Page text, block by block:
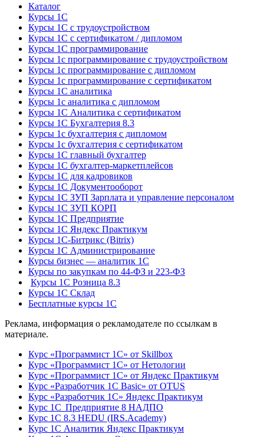
Каталог
Курсы 1С
Курсы 1С с трудоустройством
Курсы 1С с сертификатом / дипломом
Курсы 1С программирование
Курсы 1с программирование с трудоустройством
Курсы 1с программирование с дипломом
Курсы 1с программирование с сертификатом
Курсы 1С аналитика
Курсы 1с аналитика с дипломом
Курсы 1С Аналитика с сертификатом
Курсы 1С Бухгалтерия 8.3
Курсы 1с бухгалтерия с дипломом
Курсы 1с бухгалтерия с сертификатом
Курсы 1С главный бухгалтер
Курсы 1С бухгалтер-маркетплейсов
Курсы 1С для кадровиков
Курсы 1С Документооборот
Курсы 1С ЗУП Зарплата и управление персоналом
Курсы 1С ЗУП КОРП
Курсы 1С Предприятие
Курсы 1С Яндекс Практикум
Курсы 1С-Битрикс (Bitrix)
Курсы 1С Администрирование
Курсы бизнес — аналитик 1С
Курсы по закупкам по 44‑ФЗ и 223‑ФЗ
Курсы 1С Розница 8.3
Курсы 1С Склад
Бесплатные курсы 1С
Реклама, информация о рекламодателе по ссылкам в
материале.
Курс «Программист 1С» от Skillbox
Курс «Программист 1С» от Нетологии
Курс «Программист 1С» от Яндекс Практикум
Курс «Разработчик 1С Basic» от OTUS
Курс «Разработчик 1С» Яндекс Практикум
Курс 1С Предприятие 8 НАДПО
Курс 1С 8.3 HEDU (IRS.Academy)
Курс 1С Аналитик Яндекс Практикум